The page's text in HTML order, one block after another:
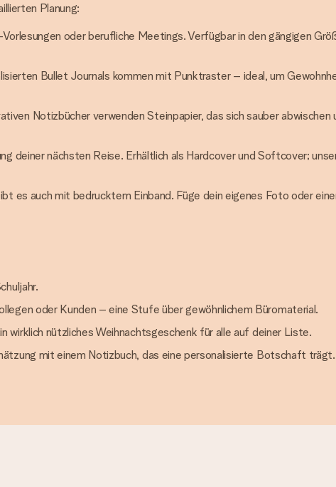
Planung:
oder berufliche Meetings. Verfügbar in den gängigen
Bullet Journals kommen mit Punktraster – ideal, um
Notizbücher verwenden Steinpapier, das sich sauber abwischen
deiner nächsten Reise. Erhältlich als Hardcover und Softcover;
es auch mit bedrucktem Einband. Füge dein eigenes Foto oder
oder Kunden – eine Stufe über gewöhnlichem Büromaterial.
nützliches Weihnachtsgeschenk für alle auf deiner Liste.
mit einem Notizbuch, das eine personalisierte Botschaft trägt.